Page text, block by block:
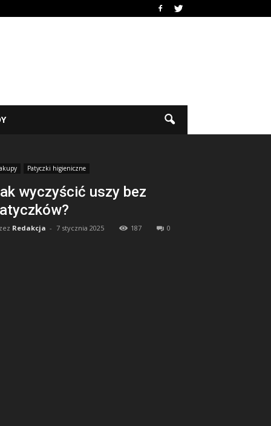
Patyczki higieniczne
wyczyścić uszy bez
Redakcja - 7 stycznia 2025 187 0